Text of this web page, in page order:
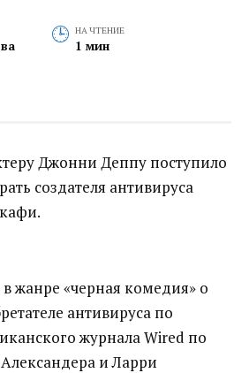
НА ЧТЕНИЕ
1 мин
Джонни Деппу поступило
создателя антивируса
жанре «черная комедия» о
антивируса по
журнала Wired по
и Ларри